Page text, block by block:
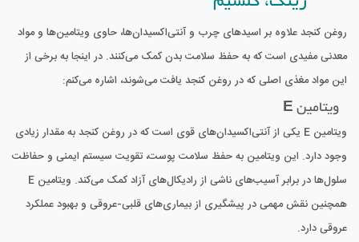
روغن کنجد علاوه بر اسیدهای چرب و آنتی‌اکسیدان‌ها، حاوی ویتامین‌ها و مواد
معدنی مفیدی است که به حفظ سلامت بدن کمک می‌کنند. در اینجا به برخی از
این مواد مغذی اصلی که در روغن کنجد یافت می‌شوند، اشاره می‌کنم:
ویتامین E
ویتامین E یکی از آنتی‌اکسیدان‌های قوی است که در روغن کنجد به مقدار زیادی
وجود دارد. این ویتامین به حفظ سلامت پوست، تقویت سیستم ایمنی و حفاظت
سلول‌ها در برابر آسیب‌های ناشی از رادیکال‌های آزاد کمک می‌کند. ویتامین E
همچنین نقش مهمی در پیشگیری از بیماری‌های قلبی-عروقی و بهبود عملکرد
عروقی دارد.